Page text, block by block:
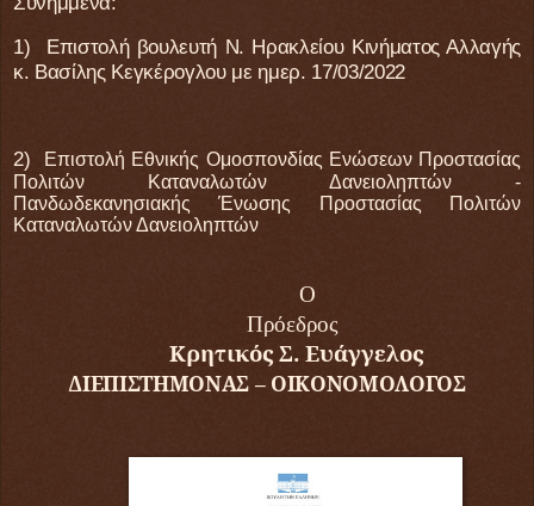
1)
Επιστολή βουλευτή Ν. Ηρακλείου Κινήματος Αλλαγής
κ. Βασίλης Κεγκέρογλου με ημερ. 17/03/2022
2)
Επιστολή Εθνικής Ομοσπονδίας Ενώσεων Προστασίας
Πολιτών Καταναλωτών Δανειοληπτών -
Πανδωδεκανησιακής Ένωσης Προστασίας Πολιτών
Καταναλωτών Δανειοληπτών
O
Πρόεδρος
Κρητικός Σ. Ευάγγελος
ΔΙΕΠΙΣΤΗΜΟΝΑΣ – ΟΙΚΟΝΟΜΟΛΟΓΟΣ